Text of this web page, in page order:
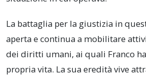
La battaglia per la giustizia in
aperta e continua a mobilitare
dei diritti umani, ai quali Franco
propria vita. La sua eredità vive